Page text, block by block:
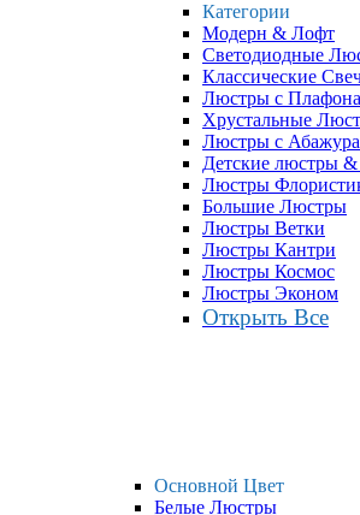
Категории
Модерн & Лофт
Светодиодные
Классические
Люстры с
Хрустальные
Люстры с
Детские люстры &
Люстры
Большие Люстры
Люстры Ветки
Люстры Кантри
Люстры Космос
Люстры Эконом
Открыть Все
Основной Цвет
Белые Люстры